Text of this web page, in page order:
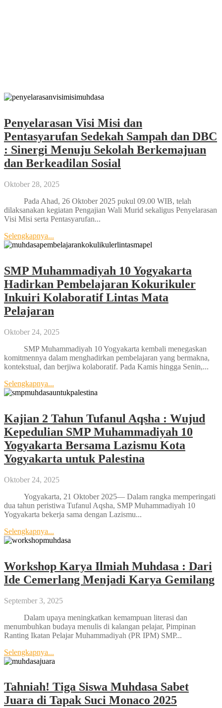
Penyelarasan Visi Misi dan
Pentasyarufan Sedekah Sampah dan DBC
: Sinergi Menuju Sekolah Berkemajuan
dan Berkeadilan Sosial
Oktober 28, 2025
Pada Ahad, 26 Oktober 2025 pukul 09.00 WIB, telah
dilaksanakan kegiatan Pengajian Wali Murid sekaligus Penyelarasan
Visi Misi serta Pentasyarufan...
Selengkapnya...
SMP Muhammadiyah 10 Yogyakarta
Hadirkan Pembelajaran Kokurikuler
Inkuiri Kolaboratif Lintas Mata
Pelajaran
Oktober 24, 2025
SMP Muhammadiyah 10 Yogyakarta kembali menegaskan
komitmennya dalam menghadirkan pembelajaran yang bermakna,
kontekstual, dan berjiwa kolaboratif. Pada Kamis hingga Senin,...
Selengkapnya...
Kajian 2 Tahun Tufanul Aqsha : Wujud
Kepedulian SMP Muhammadiyah 10
Yogyakarta Bersama Lazismu Kota
Yogyakarta untuk Palestina
Oktober 24, 2025
Yogyakarta, 21 Oktober 2025— Dalam rangka memperingati
dua tahun peristiwa Tufanul Aqsha, SMP Muhammadiyah 10
Yogyakarta bekerja sama dengan Lazismu...
Selengkapnya...
Workshop Karya Ilmiah Muhdasa : Dari
Ide Cemerlang Menjadi Karya Gemilang
September 3, 2025
Dalam upaya meningkatkan kemampuan literasi dan
menumbuhkan budaya menulis di kalangan pelajar, Pimpinan
Ranting Ikatan Pelajar Muhammadiyah (PR IPM) SMP...
Selengkapnya...
Tahniah! Tiga Siswa Muhdasa Sabet
Juara di Tapak Suci Monaco 2025